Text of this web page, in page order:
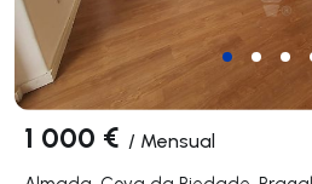
1 000 € / Mensual